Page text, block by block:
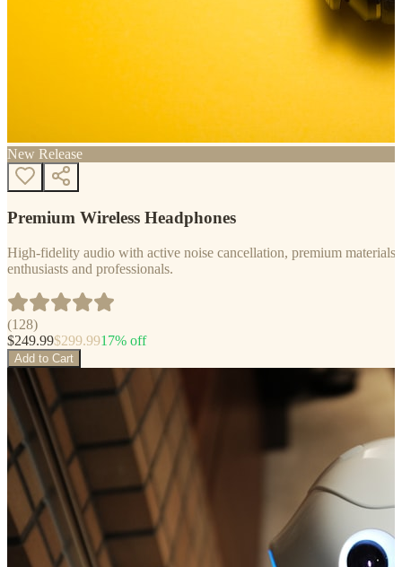
New Release
Premium Wireless Headphones
High-fidelity audio with active noise cancellation, premium
enthusiasts and professionals.
(128)
$249.99$299.9917% off
Add to Cart